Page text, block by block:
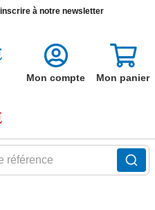
à notre newsletter
référence
Mon compte Mon panier